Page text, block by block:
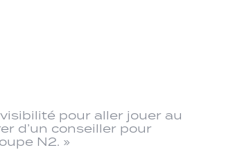
pour aller jouer au
d’un conseiller pour
N2. »